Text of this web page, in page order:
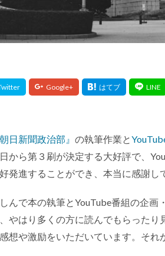
朝日新聞政治部』 の執筆作業と
から第３刷が決定する大好評で、
発進することができ、本当に感謝し
んで本の執筆とYouTube番組の企
やはり多くの方に読んでもらった
想や激励をいただいています。それ